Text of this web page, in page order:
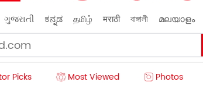
ગુજરાતી ಕನ್ನಡ தமிழ் मराठी বাঙ্গালী മലയാളം
Picks Most Viewed Photos